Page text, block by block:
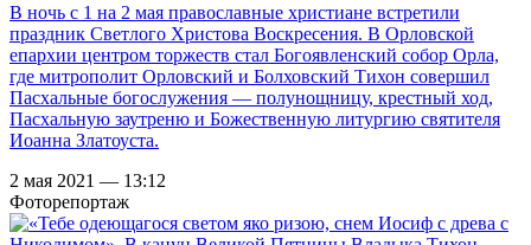
В ночь с 1 на 2 мая православные христиане встретили
праздник Светлого Христова Воскресения. В Орловской
епархии центром торжеств стал Богоявленский собор Орла,
где митрополит Орловский и Болховский Тихон совершил
Пасхальные богослужения — полунощницу, крестный ход,
Пасхальную заутреню и Божественную литургию святителя
Иоанна Златоуста.
2 мая 2021 — 13:12
Фоторепортаж